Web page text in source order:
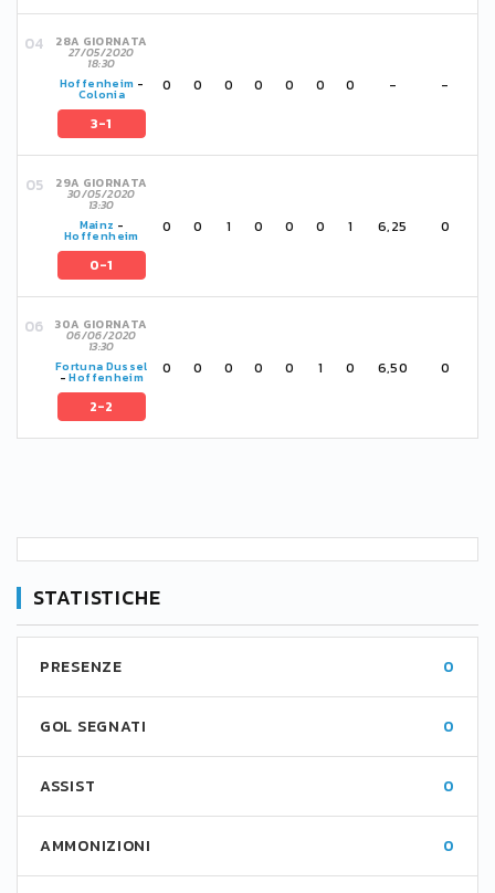
28A GIORNATA
27/05/2020
18:30
Hoffenheim -
Colonia
3-1
0 0 0 0 0 0 0 - -
29A GIORNATA
30/05/2020
13:30
Mainz -
Hoffenheim
0-1
0 0 1 0 0 0 1 6,25 0
30A GIORNATA
06/06/2020
13:30
Fortuna Dussel
-Hoffenheim
2-2
0 0 0 0 0 1 0 6,50 0
STATISTICHE
PRESENZE 0
GOL SEGNATI 0
ASSIST 0
AMMONIZIONI 0